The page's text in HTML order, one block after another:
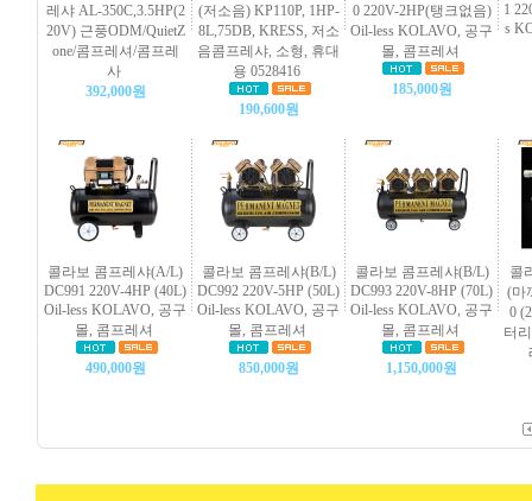
레샤 AL-350C,3.5HP(2
20V) 근풍ODM/QuietZ
one/콤프레셔/콤프레
사
392,000원
(저소음) KP110P, 1HP-
8L,75DB, KRESS, 저소
음콤프레샤, 소형, 휴대
용 0528416
190,600원
0 220V-2HP(탱크없음)
Oil-less KOLAVO, 공구
몰, 콤프레셔
185,000원
1
s
콜라보 콤프레샤(A/L)
DC991 220V-4HP (40L)
Oil-less KOLAVO, 공구
몰, 콤프레셔
490,000원
콜라보 콤프레샤(B/L)
DC992 220V-5HP (50L)
Oil-less KOLAVO, 공구
몰, 콤프레셔
850,000원
콜라보 콤프레샤(B/L)
DC993 220V-8HP (70L)
Oil-less KOLAVO, 공구
몰, 콤프레셔
1,150,000원
콜
(마
0
터